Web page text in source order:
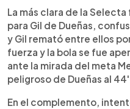
La más clara de la
para Gil de Dueñas,
y Gil remató entre ellos
fuerza y la bola se fue
ante la mirada del meta
peligroso de Dueñas al
En el complemento,